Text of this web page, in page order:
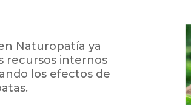
Naturopatía ya
recursos internos
los efectos de